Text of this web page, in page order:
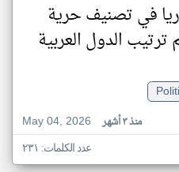
في تصنيف حرية
ترتيب الدول العربية
May 04, 2026
منذ ٣ أشهر
عدد الكلمات: ٢٣١